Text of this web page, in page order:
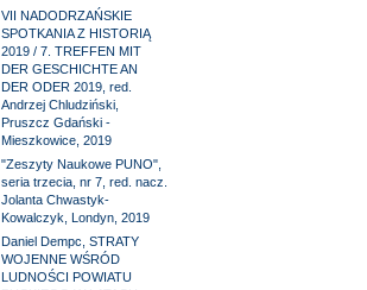
VII NADODRZAŃSKIE
SPOTKANIA Z HISTORIĄ
2019 / 7. TREFFEN MIT
DER GESCHICHTE AN
DER ODER 2019, red.
Andrzej Chludziński,
Pruszcz Gdański -
Mieszkowice, 2019
"Zeszyty Naukowe PUNO",
seria trzecia, nr 7, red. nacz.
Jolanta Chwastyk-
Kowalczyk, Londyn, 2019
Daniel Dempc, STRATY
WOJENNE WŚRÓD
LUDNOŚCI POWIATU